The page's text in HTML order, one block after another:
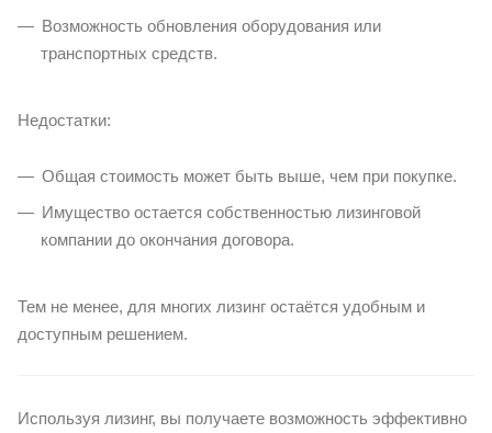
Возможность обновления оборудования или
транспортных средств.
Недостатки:
Общая стоимость может быть выше, чем при покупке.
Имущество остается собственностью лизинговой
компании до окончания договора.
Тем не менее, для многих лизинг остаётся удобным и
доступным решением.
Используя лизинг, вы получаете возможность эффективно